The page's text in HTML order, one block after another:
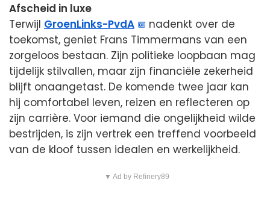
Afscheid in luxe
Terwijl GroenLinks-PvdA
nadenkt over de
toekomst, geniet Frans Timmermans van een
zorgeloos bestaan. Zijn politieke loopbaan mag
tijdelijk stilvallen, maar zijn financiële zekerheid
blijft onaangetast. De komende twee jaar kan
hij comfortabel leven, reizen en reflecteren op
zijn carrière. Voor iemand die ongelijkheid wilde
bestrijden, is zijn vertrek een treffend voorbeeld
van de kloof tussen idealen en werkelijkheid.
▼ Ad by Refinery89